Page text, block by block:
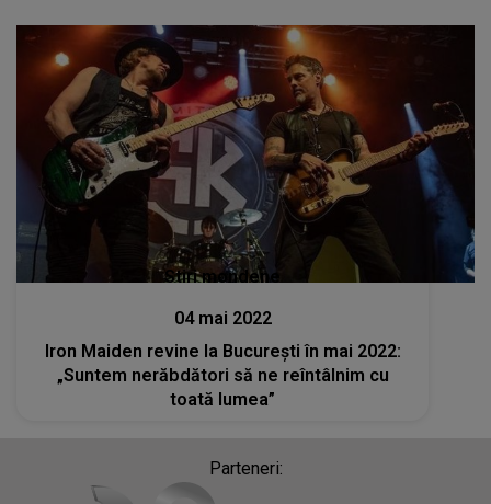
Stiri mondene
04 mai 2022
Iron Maiden revine la București în mai 2022:
„Suntem nerăbdători să ne reîntâlnim cu
toată lumea”
Parteneri: